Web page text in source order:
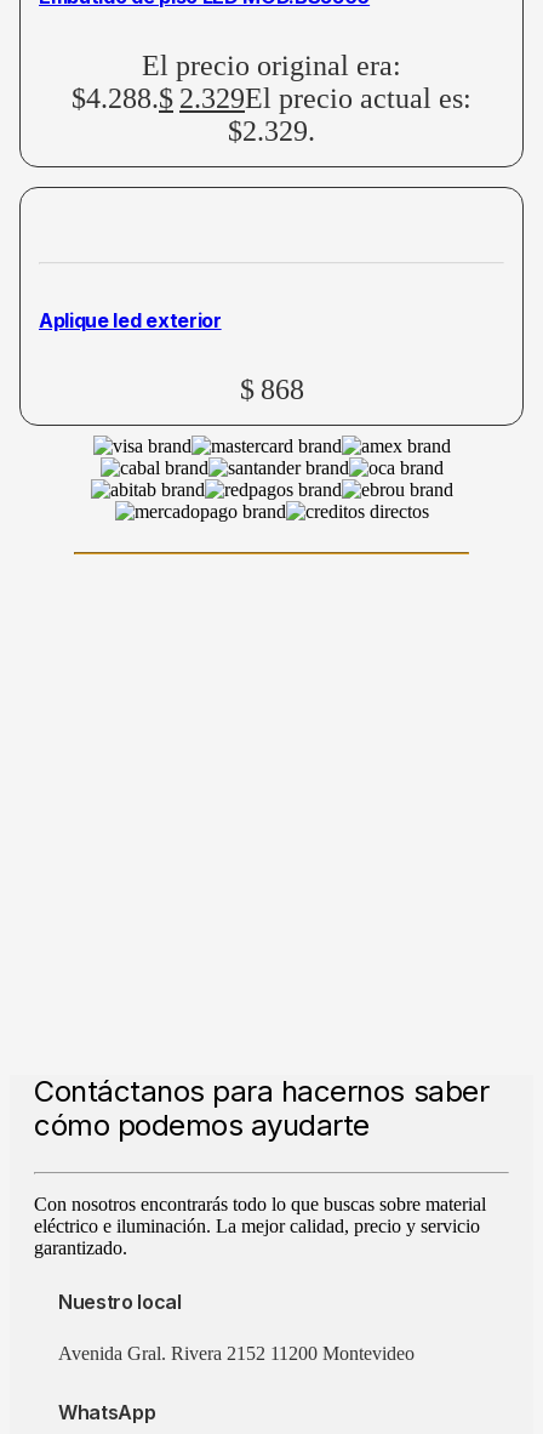
El precio original era:
$4.288.$ 2.329El precio actual es:
$2.329.
Aplique led exterior
$ 868
Contáctanos para hacernos saber
cómo podemos ayudarte
Con nosotros encontrarás todo lo que buscas sobre material
eléctrico e iluminación. La mejor calidad, precio y servicio
garantizado.
Nuestro local
Avenida Gral. Rivera 2152 11200 Montevideo
WhatsApp